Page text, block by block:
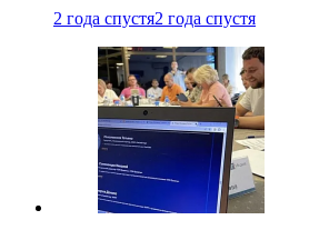
2 года спустя2 года спустя